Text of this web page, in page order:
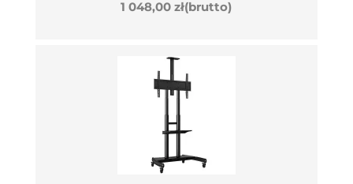
1 048,00zł(brutto)